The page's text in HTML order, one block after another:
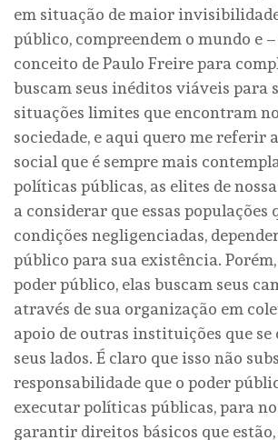
em situação de maior
público, compreendem o mundo e
conceito de Paulo Freire para
buscam seus inéditos viáveis para
situações limites que encontram
sociedade, e aqui quero me referir
social que é sempre mais
políticas públicas, as elites de
a considerar que essas populações
condições negligenciadas,
público para sua existência.
poder público, elas buscam seus
através de sua organização em
apoio de outras instituições que se
seus lados. É claro que isso não
responsabilidade que o poder
executar políticas públicas, para
garantir direitos básicos que